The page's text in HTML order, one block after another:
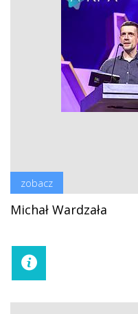
zobacz
Michał Wardzała